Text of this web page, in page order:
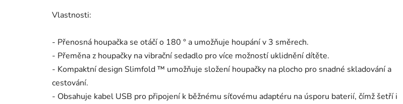
Vlastnosti:
- Přenosná houpačka se otáčí o 180 ° a umožňuje houpání v 3 směrech.
- Přeměna z houpačky na vibrační sedadlo pro více možností uklidnění dítěte.
- Kompaktní design Slimfold ™ umožňuje složení houpačky na plocho pro snadné skladování a
cestování.
- Obsahuje kabel USB pro připojení k běžnému síťovému adaptéru na úsporu baterií, čímž šetří i